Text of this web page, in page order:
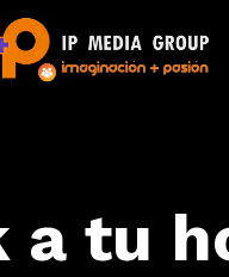
a tu